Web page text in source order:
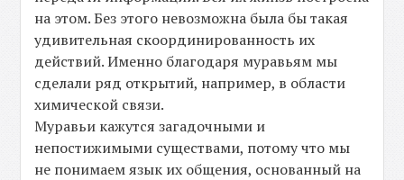
на этом. Без этого невозможна была бы такая
удивительная скоординированность их
действий. Именно благодаря муравьям мы
сделали ряд открытий, например, в области
химической связи.
Муравьи кажутся загадочными и
непостижимыми существами, потому что мы
не понимаем язык их общения, основанный на